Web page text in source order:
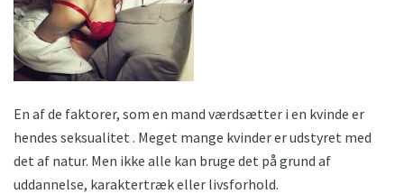
En af de faktorer, som en mand værdsætter i en kvinde er
hendes seksualitet . Meget mange kvinder er udstyret med
det af natur. Men ikke alle kan bruge det på grund af
uddannelse, karaktertræk eller livsforhold.